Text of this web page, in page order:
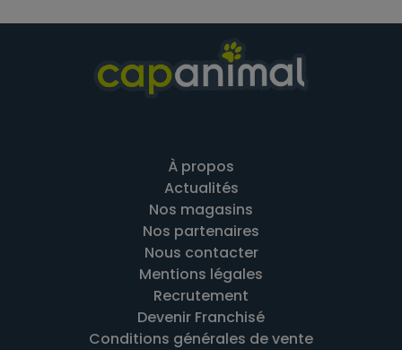
À propos
Actualités
Nos magasins
Nos partenaires
Nous contacter
Mentions légales
Recrutement
Devenir Franchisé
Conditions générales de vente